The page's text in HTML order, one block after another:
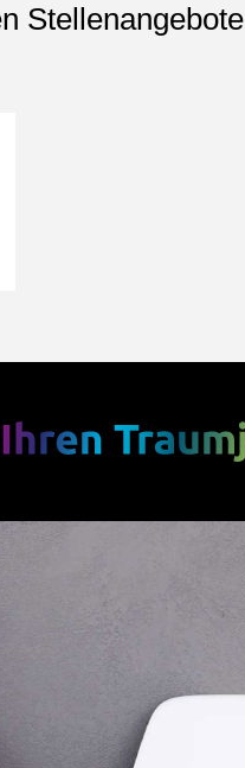
Stellenangebote